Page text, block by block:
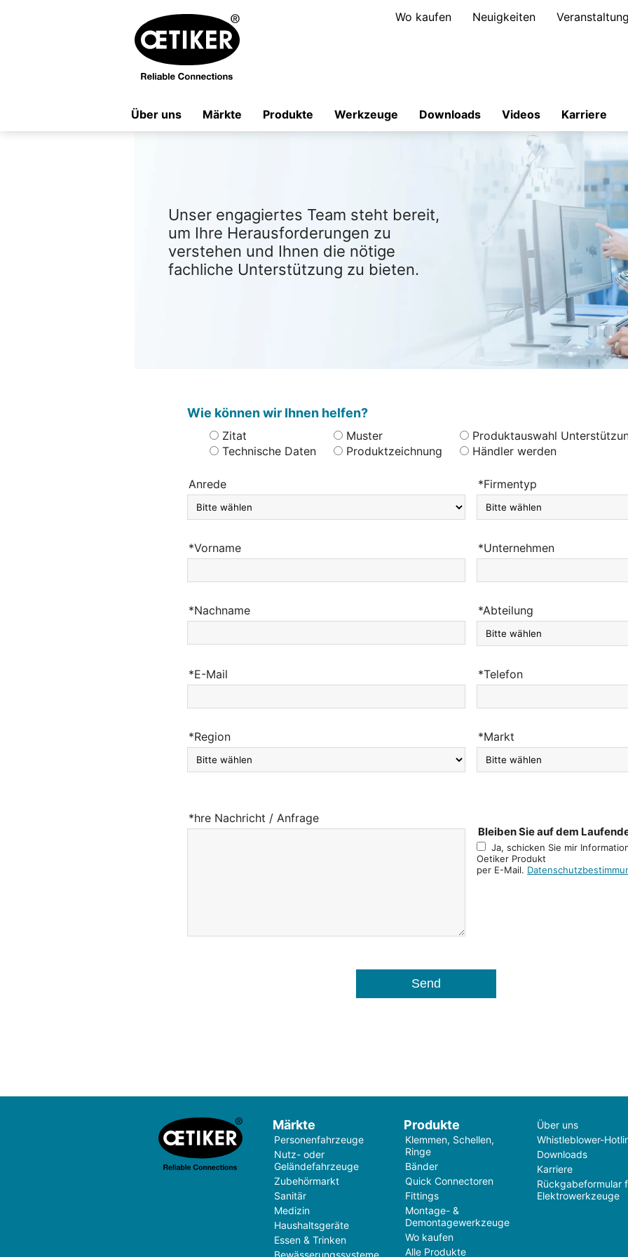
Wo kaufen Neuigkeiten
Über uns Märkte Produkte Werkzeuge Downloads Videos Karriere
Unser engagiertes Team steht bereit,
um Ihre Herausforderungen zu
verstehen und Ihnen die nötige
fachliche Unterstützung zu bieten.
Wie können wir Ihnen helfen?
Zitat Muster
Produktauswahl
Technische Daten
Produktzeichnung Händler werden
Anrede *Firmentyp
*Vorname *Unternehmen
*Nachname *Abteilung
*E-Mail *Telefon
*Region *Markt
*hre Nachricht / Anfrage
Bleiben Sie auf dem
Ja, schicken Sie mir
Oetiker Produkt
per E-Mail.
Märkte
Personenfahrzeuge
Nutz- oder
Geländefahrzeuge
Zubehörmarkt
Sanitär
Medizin
Haushaltsgeräte
Essen & Trinken
Bewässerungssysteme
Produkte
Klemmen, Schellen,
Ringe
Bänder
Quick Connectoren
Fittings
Montage- &
Demontagewerkzeuge
Wo kaufen
Alle Produkte
Über uns
Whistleblower-
Downloads
Karriere
Rückgabeformular
Elektrowerkzeuge